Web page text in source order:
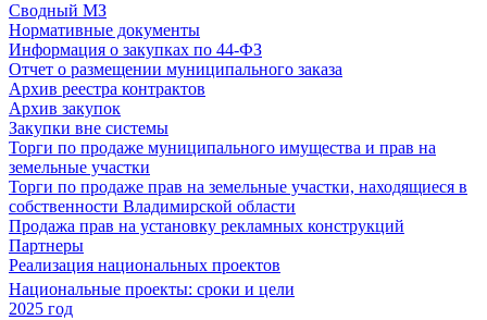
Сводный МЗ
Нормативные документы
Информация о закупках по 44-ФЗ
Отчет о размещении муниципального заказа
Архив реестра контрактов
Архив закупок
Закупки вне системы
Торги по продаже муниципального имущества и прав на
земельные участки
Торги по продаже прав на земельные участки, находящиеся в
собственности Владимирской области
Продажа прав на установку рекламных конструкций
Партнеры
Реализация национальных проектов
Национальные проекты: сроки и цели
2025 год